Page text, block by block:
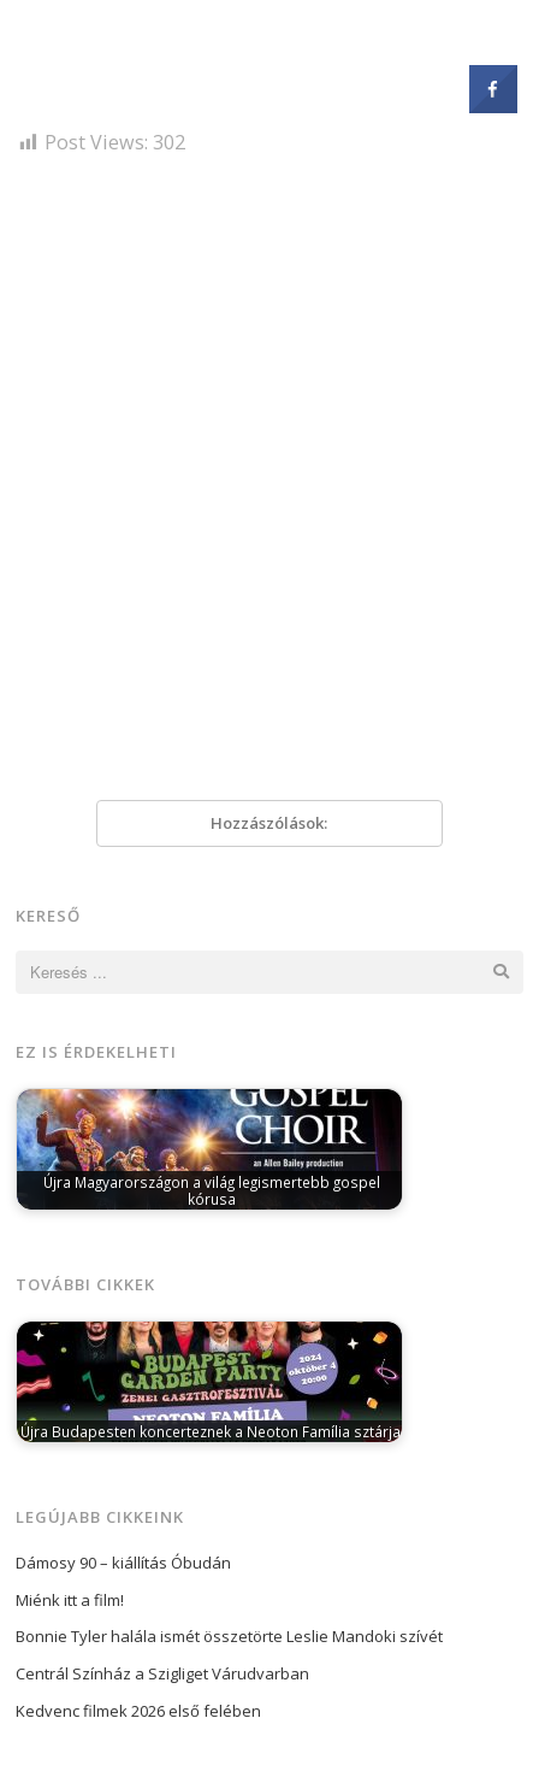
Post Views: 302
Hozzászólások:
KERESŐ
EZ IS ÉRDEKELHETI
Újra Magyarországon a világ legismertebb gospel
kórusa
TOVÁBBI CIKKEK
Újra Budapesten koncerteznek a Neoton Família sztárjai
LEGÚJABB CIKKEINK
Dámosy 90 – kiállítás Óbudán
Miénk itt a film!
Bonnie Tyler halála ismét összetörte Leslie Mandoki szívét
Centrál Színház a Szigliget Várudvarban
Kedvenc filmek 2026 első felében